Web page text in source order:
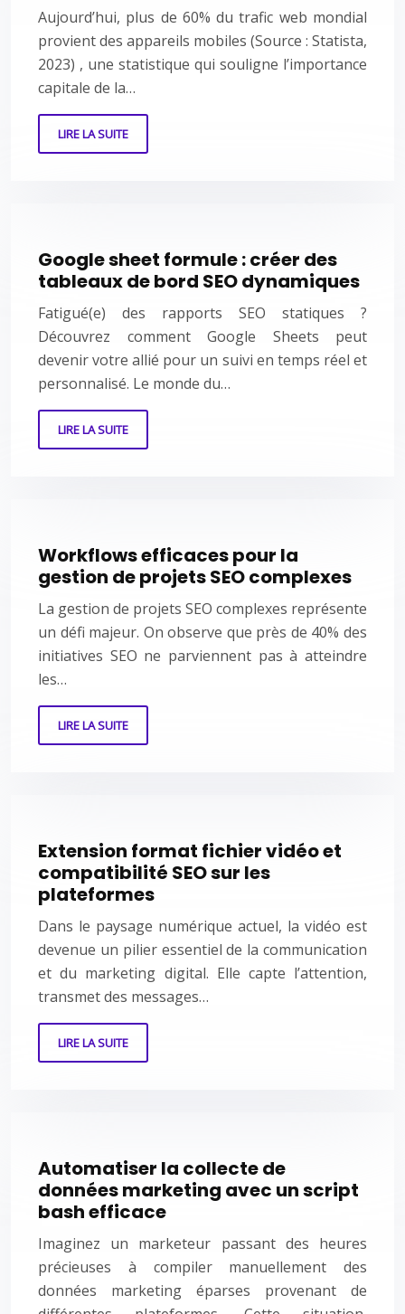
Aujourd’hui, plus de 60% du trafic web mondial
provient des appareils mobiles (Source : Statista,
2023) , une statistique qui souligne l’importance
capitale de la…
LIRE LA SUITE
Google sheet formule : créer des
tableaux de bord SEO dynamiques
Fatigué(e) des rapports SEO statiques ?
Découvrez comment Google Sheets peut
devenir votre allié pour un suivi en temps réel et
personnalisé. Le monde du…
LIRE LA SUITE
Workflows efficaces pour la
gestion de projets SEO complexes
La gestion de projets SEO complexes représente
un défi majeur. On observe que près de 40% des
initiatives SEO ne parviennent pas à atteindre
les…
LIRE LA SUITE
Extension format fichier vidéo et
compatibilité SEO sur les
plateformes
Dans le paysage numérique actuel, la vidéo est
devenue un pilier essentiel de la communication
et du marketing digital. Elle capte l’attention,
transmet des messages…
LIRE LA SUITE
Automatiser la collecte de
données marketing avec un script
bash efficace
Imaginez un marketeur passant des heures
précieuses à compiler manuellement des
données marketing éparses provenant de